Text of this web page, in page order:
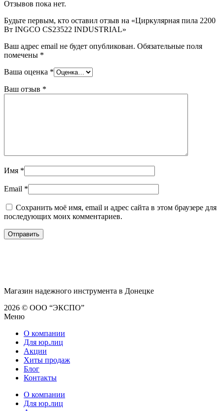
Отзывов пока нет.
Будьте первым, кто оставил отзыв на «Циркулярная пила 2200
Вт INGCO CS23522 INDUSTRIAL»
Ваш адрес email не будет опубликован. Обязательные поля
помечены *
Ваша оценка *
Ваш отзыв *
Имя *
Email *
Сохранить моё имя, email и адрес сайта в этом браузере для
последующих моих комментариев.
Магазин надежного инструмента в Донецке
2026 © ООО “ЭКСПО”
Меню
О компании
Для юр.лиц
Акции
Хиты продаж
Блог
Контакты
О компании
Для юр.лиц